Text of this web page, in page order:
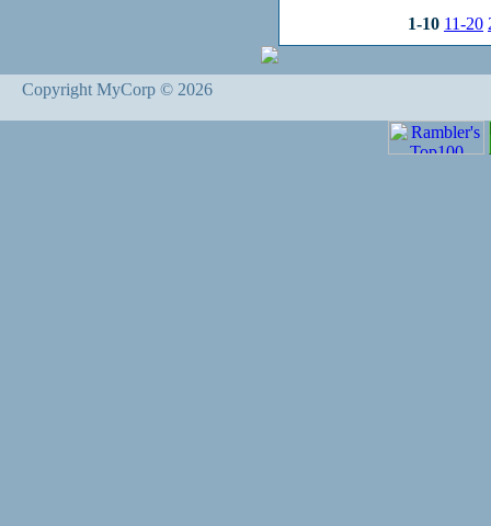
1-10 11-20
Copyright MyCorp © 2026